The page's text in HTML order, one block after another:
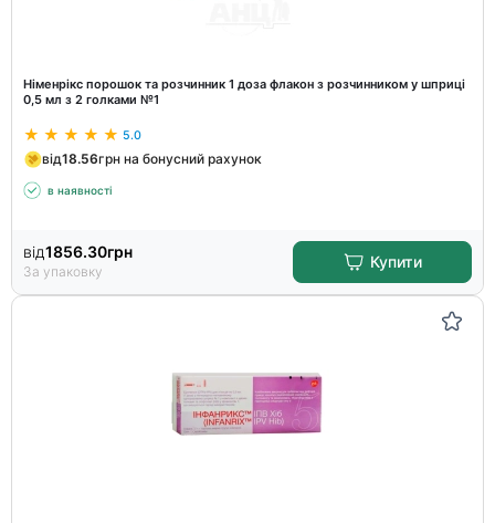
Німенрікс порошок та розчинник 1 доза флакон з розчинником у шприці
0,5 мл з 2 голками №1
5.0
від18.56грн на бонусний рахунок
в наявності
від1856.30грн
За упаковку
Купити